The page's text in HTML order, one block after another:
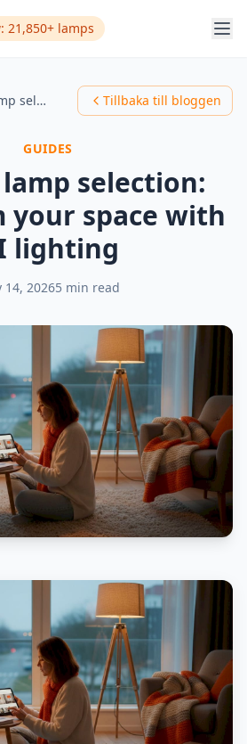
21,850+ lamps
Curated lamp selection: transform your space with AI lighting Tillbaka till bloggen
GUIDES
selection:
space with
lighting
14, 20265 min read